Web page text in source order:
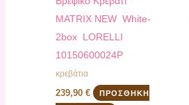
ΜATRIX NEW White-
2box LORELLI
10150600024P
κρεβάτια
239,90€ ΠΡΟΣΘΉΚΗ